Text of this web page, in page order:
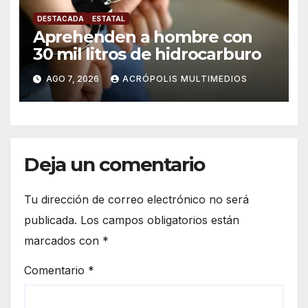
DESTACADA ESTATAL
Aprehenden a hombre con
30 mil litros de hidrocarburo
AGO 7, 2026 ACRÓPOLIS MULTIMEDIOS
Deja un comentario
Tu dirección de correo electrónico no será
publicada. Los campos obligatorios están
marcados con *
Comentario *